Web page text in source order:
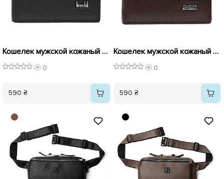
Кошелек мужской кожаный 592623 Черный
0
590 ₴
Кошелек мужской кожаный 592624 Коричневый
0
590 ₴